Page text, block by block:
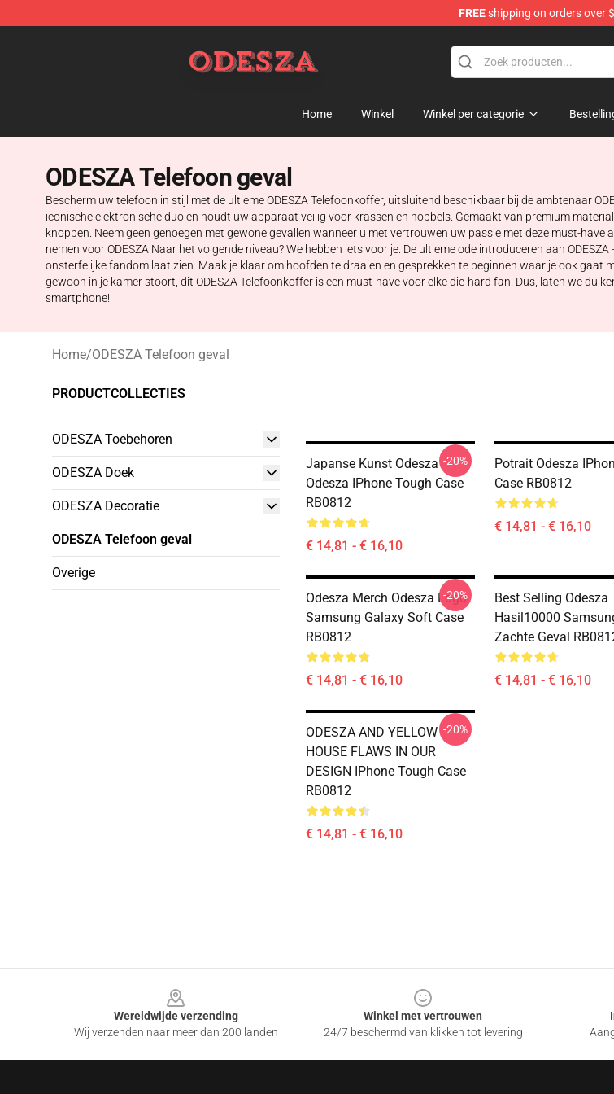
FREEshipping on orders over
Home Winkel Winkel per categorie
ODESZA Telefoon geval
Bescherm uw telefoon in stijl met de ultieme ODESZA Telefoonkoffer, uitsluitend beschikbaar bij de ambtenaar
iconische elektronische duo en houdt uw apparaat veilig voor krassen en hobbels. Gemaakt van premium
knoppen. Neem geen genoegen met gewone gevallen wanneer u met vertrouwen uw passie met deze must-
nemen voor ODESZA Naar het volgende niveau? We hebben iets voor je. De ultieme ode introduceren aan
onsterfelijke fandom laat zien. Maak je klaar om hoofden te draaien en gesprekken te beginnen waar je ook
gewoon in je kamer stoort, dit ODESZA Telefoonkoffer is een must-have voor elke die-hard fan. Dus, laten we
smartphone!
Home/ODESZA Telefoon geval
PRODUCTCOLLECTIES
ODESZA Toebehoren
ODESZA Doek
ODESZA Decoratie
ODESZA Telefoon geval
Overige
Japanse Kunst Odesza
Odesza IPhone Tough Case
RB0812
€ 14,81 - € 16,10
-20%
Potrait Odesza
Case RB0812
€ 14,81 - € 16,10
Odesza Merch Odesza Logo
Samsung Galaxy Soft Case
RB0812
€ 14,81 - € 16,10
-20%
Best Selling Odesza
Hasil10000
Zachte Geval
€ 14,81 - € 16,10
ODESZA AND YELLOW
HOUSE FLAWS IN OUR
DESIGN IPhone Tough Case
RB0812
€ 14,81 - € 16,10
-20%
Wereldwijde verzending
Wij verzenden naar meer dan 200 landen
Winkel met vertrouwen
24/7 beschermd van klikken tot levering